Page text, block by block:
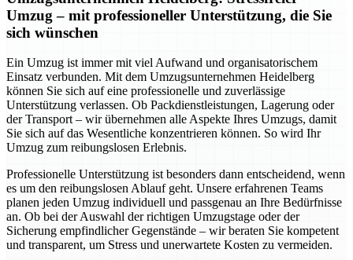
Umzug – mit professioneller Unterstützung, die Sie
sich wünschen
Ein Umzug ist immer mit viel Aufwand und organisatorischem
Einsatz verbunden. Mit dem Umzugsunternehmen Heidelberg
können Sie sich auf eine professionelle und zuverlässige
Unterstützung verlassen. Ob Packdienstleistungen, Lagerung oder
der Transport – wir übernehmen alle Aspekte Ihres Umzugs, damit
Sie sich auf das Wesentliche konzentrieren können. So wird Ihr
Umzug zum reibungslosen Erlebnis.
Professionelle Unterstützung ist besonders dann entscheidend, wenn
es um den reibungslosen Ablauf geht. Unsere erfahrenen Teams
planen jeden Umzug individuell und passgenau an Ihre Bedürfnisse
an. Ob bei der Auswahl der richtigen Umzugstage oder der
Sicherung empfindlicher Gegenstände – wir beraten Sie kompetent
und transparent, um Stress und unerwartete Kosten zu vermeiden.